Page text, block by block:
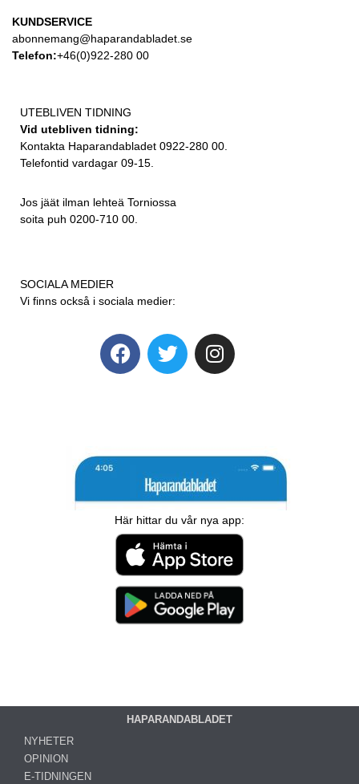
KUNDSERVICE
abonnemang@haparandabladet.se
Telefon:+46(0)922-280 00
UTEBLIVEN TIDNING
Vid utebliven tidning:
Kontakta Haparandabladet 0922-280 00.
Telefontid vardagar 09-15.
Jos jäät ilman lehteä Torniossa
soita puh 0200-710 00.
SOCIALA MEDIER
Vi finns också i sociala medier:
Här hittar du vår nya app:
HAPARANDABLADET
NYHETER
OPINION
E-TIDNINGEN